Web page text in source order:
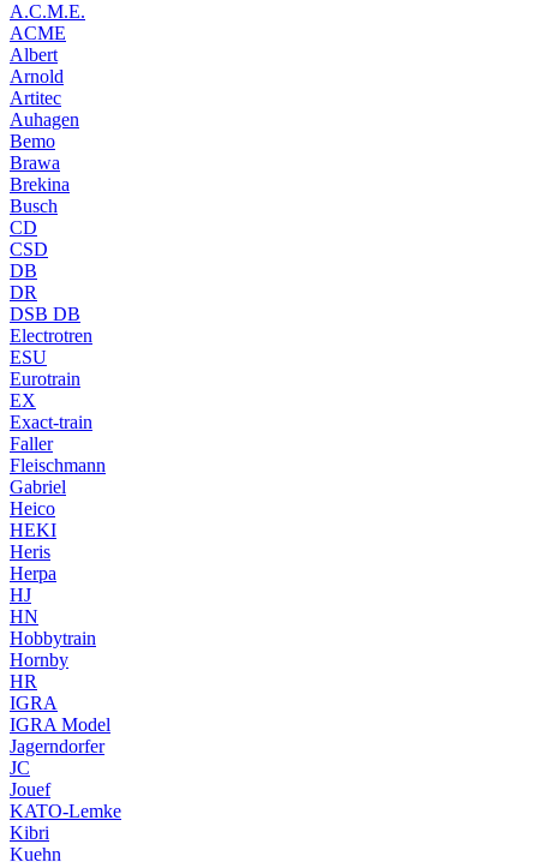
A.C.M.E.
ACME
Albert
Arnold
Artitec
Auhagen
Bemo
Brawa
Brekina
Busch
CD
CSD
DB
DR
DSB DB
Electrotren
ESU
Eurotrain
EX
Exact-train
Faller
Fleischmann
Gabriel
Heico
HEKI
Heris
Herpa
HJ
HN
Hobbytrain
Hornby
HR
IGRA
IGRA Model
Jagerndorfer
JC
Jouef
KATO-Lemke
Kibri
Kuehn